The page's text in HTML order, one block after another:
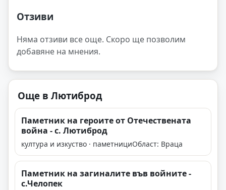
Отзиви
Няма отзиви все още. Скоро ще позволим
добавяне на мнения.
Още в Лютиброд
Паметник на героите от Отечествената
война - с. Лютиброд
култура и изкуство · паметнициОбласт: Враца
Паметник на загиналите във войните -
с.Челопек